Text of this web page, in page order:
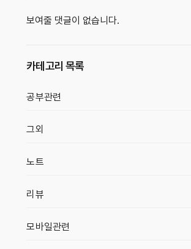
보여줄 댓글이 없습니다.
카테고리 목록
공부관련
그외
노트
리뷰
모바일관련